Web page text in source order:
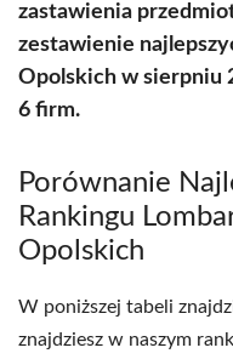
zastawienia
zestawienie
Opolskich w sierpniu
6 firm.
Porównanie
Rankingu
Opolskich
W poniższej tabeli
znajdziesz w naszym